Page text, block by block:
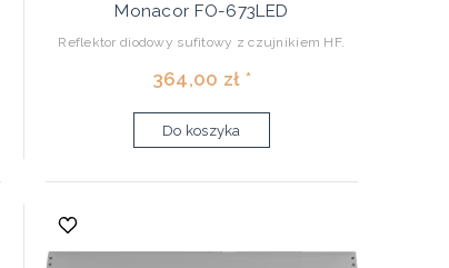
Monacor FO-673LED
Reflektor diodowy sufitowy z czujnikiem HF.
364,00 zł *
Do koszyka